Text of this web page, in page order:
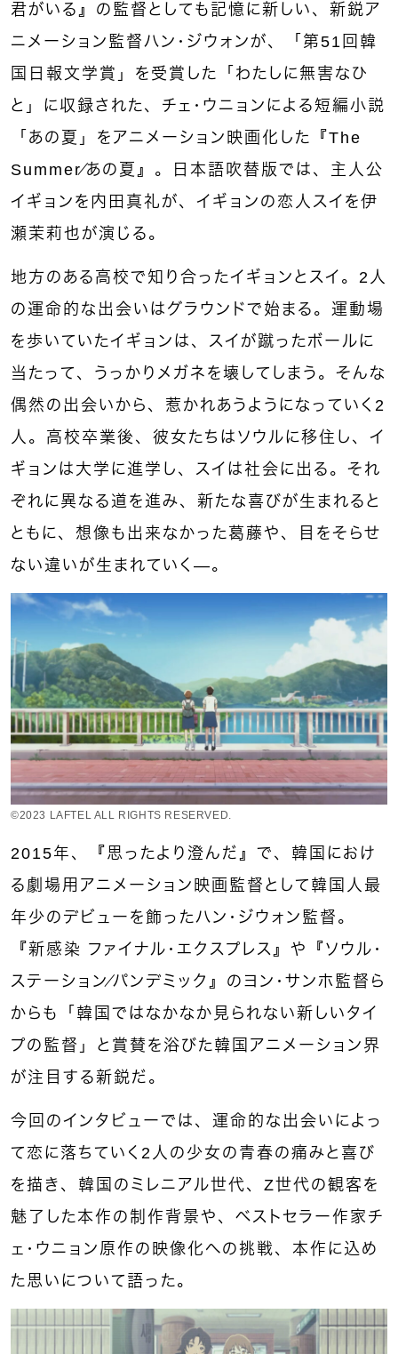
君がいる』の監督としても記憶に新しい、新鋭ア
ニメーション監督ハン・ジウォンが、「第51回韓
国日報文学賞」を受賞した「わたしに無害なひ
と」に収録された、チェ・ウニョンによる短編小説
「あの夏」をアニメーション映画化した『The
Summer／あの夏』。日本語吹替版では、主人公
イギョンを内田真礼が、イギョンの恋人スイを伊
瀬茉莉也が演じる。
地方のある高校で知り合ったイギョンとスイ。2人
の運命的な出会いはグラウンドで始まる。運動場
を歩いていたイギョンは、スイが蹴ったボールに
当たって、うっかりメガネを壊してしまう。そんな
偶然の出会いから、惹かれあうようになっていく2
人。高校卒業後、彼女たちはソウルに移住し、イ
ギョンは大学に進学し、スイは社会に出る。それ
ぞれに異なる道を進み、新たな喜びが生まれると
ともに、想像も出来なかった葛藤や、目をそらせ
ない違いが生まれていく—。
©2023 LAFTEL ALL RIGHTS RESERVED.
2015年、『思ったより澄んだ』で、韓国におけ
る劇場用アニメーション映画監督として韓国人最
年少のデビューを飾ったハン・ジウォン監督。
『新感染 ファイナル・エクスプレス』や『ソウル・
ステーション／パンデミック』のヨン・サンホ監督ら
からも「韓国ではなかなか見られない新しいタイ
プの監督」と賞賛を浴びた韓国アニメーション界
が注目する新鋭だ。
今回のインタビューでは、運命的な出会いによっ
て恋に落ちていく2人の少女の青春の痛みと喜び
を描き、韓国のミレニアル世代、Z世代の観客を
魅了した本作の制作背景や、ベストセラー作家チ
ェ・ウニョン原作の映像化への挑戦、本作に込め
た思いについて語った。